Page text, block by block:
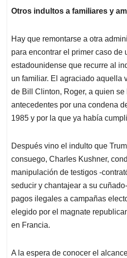
Otros indultos a familiares y
Hay que remontarse a otra
para encontrar el primer caso de
estadounidense que recurre al
un familiar. El agraciado aquella
de Bill Clinton, Roger, a quien
antecedentes por una condena
1985 y por la que ya había
Después vino el indulto que
consuego, Charles Kushner,
manipulación de testigos -
seducir y chantajear a su
pagos ilegales a campañas
elegido por el magnate
en Francia.
A la espera de conocer el